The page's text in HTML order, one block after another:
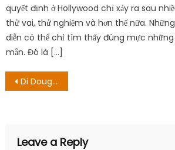
quyết định ở Hollywood chỉ xảy ra sau
thử vai, thử nghiệm và hơn thế nữa.
diễn có thể chỉ tìm thấy đúng mực
mắn. Đó là […]
Post
Di Dougherty Hôn nhân ly hôn: Cô ấy có ly hôn?
Leave a Reply